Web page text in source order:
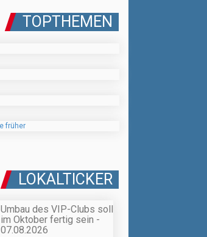
TOPTHEMEN
LOKALTICKER
Umbau des VIP-Clubs soll
im Oktober fertig sein -
07.08.2026